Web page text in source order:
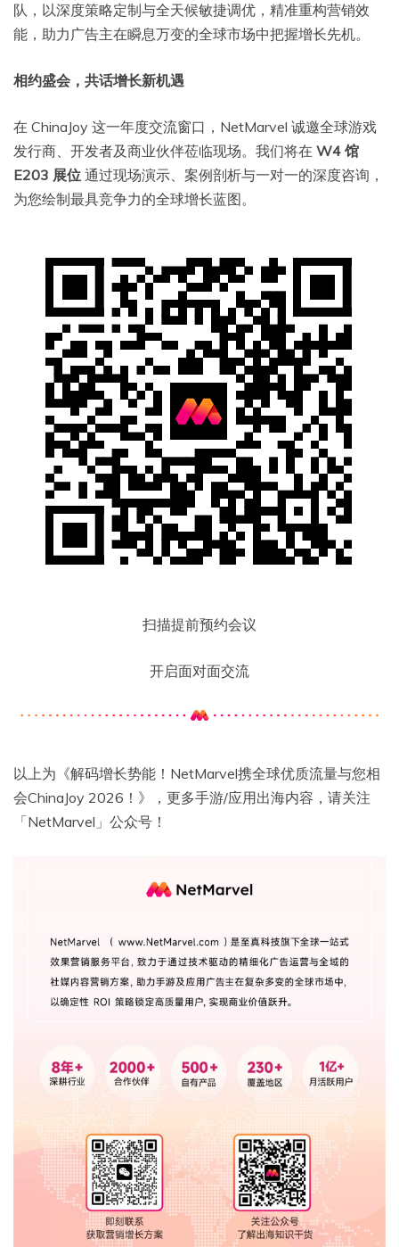
队，以深度策略定制与全天候敏捷调优，精准重构营销效
能，助力广告主在瞬息万变的全球市场中把握增长先机。
相约盛会，共话增长新机遇
在 ChinaJoy 这一年度交流窗口，NetMarvel 诚邀全球游戏
发行商、开发者及商业伙伴莅临现场。我们将在 W4 馆
E203 展位 通过现场演示、案例剖析与一对一的深度咨询，
为您绘制最具竞争力的全球增长蓝图。
扫描提前预约会议
开启面对面交流
以上为《解码增长势能！NetMarvel携全球优质流量与您相
会ChinaJoy 2026！》，更多手游/应用出海内容，请关注
「NetMarvel」公众号！